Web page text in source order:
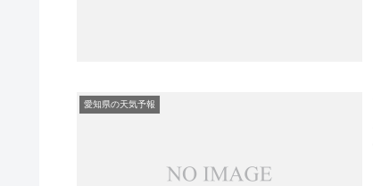
愛知県の天気予報